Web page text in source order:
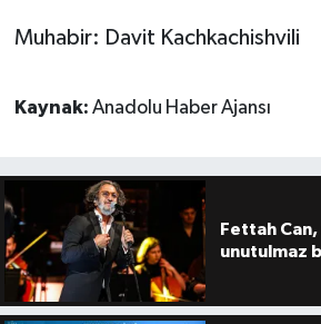
Muhabir: Davit Kachkachishvili
Kaynak: Anadolu Haber Ajansı
Fettah
unutulmaz